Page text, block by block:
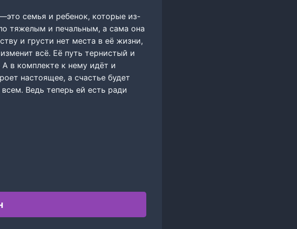
семья и ребенок, которые из-
тяжелым и печальным, а сама она
и грусти нет места в её жизни,
всё. Её путь тернистый и
в комплекте к нему идёт и
настоящее, а счастье будет
Ведь теперь ей есть ради